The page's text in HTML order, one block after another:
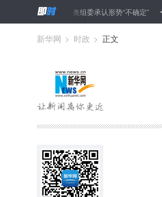
奥组委承认形势“不确定” 外交部：坚决反对
新华网 > 时政 > 正文